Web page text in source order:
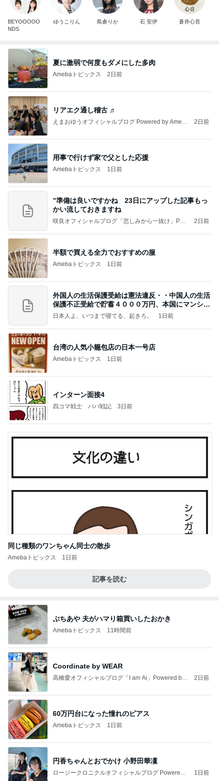
BEYOOOOO
NDS
ゆうこりん 島倉りか 石 安伊 蒼井心音
夏に激弱で何度もダメにした多肉
Amebaトピックス 2日前
リアエク通し稽古 ♬
えまおゆうオフィシャルブログ Powered by Ameb
2日前
用事で行けず家で父とした応援
Amebaトピックス 1日前
”準備は良いですかね 23日にアップした記事もっ
かい流しておきますね
咲良オフィシャルブログ「悲しみから一抜け」Pow
2日前
半額で買える全力でおすすめの服
Amebaトピックス 1日前
外国人の生活保護受給は憲法違反・・中国人の生活
保護不正受給で貯蓄４０００万円、本国にマンショ
ンを
日本人よ、いつまで寝てる、起きろ。 1日前
台湾の人気小籠包店の日本一号店
Amebaトピックス 1日前
インターン面接4
四コマ戦士 パパ戦記 3日前
同じ種類のワンちゃん同士の散歩
Amebaトピックス 1日前
記事を読む
ぷちあや 夫がハマり箱買いしたおかき
Amebaトピックス 11時間前
Coordinate by WEAR
高橋愛オフィシャルブログ「I am Ai」Powered by
2日前
60万円台になった憧れのピアス
Amebaトピックス 1日前
円香ちゃんとおでかけ 小野田華凜
ロージークロニクルオフィシャルブログ Powered
1日前